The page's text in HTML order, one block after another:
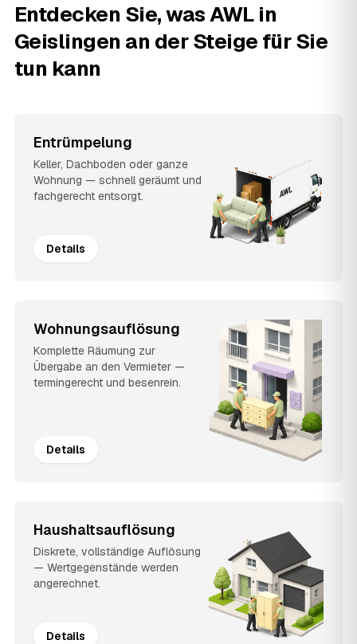
Entdecken Sie, was AWL in
Geislingen an der Steige für Sie
tun kann
Entrümpelung
Keller, Dachboden oder ganze
Wohnung — schnell geräumt und
fachgerecht entsorgt.
Details
Wohnungsauflösung
Komplette Räumung zur
Übergabe an den Vermieter —
termingerecht und besenrein.
Details
Haushaltsauflösung
Diskrete, vollständige Auflösung
— Wertgegenstände werden
angerechnet.
Details